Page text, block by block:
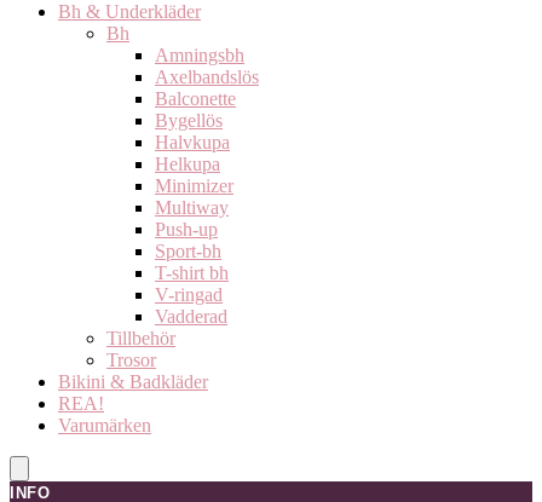
Bh & Underkläder
Bh
Amningsbh
Axelbandslös
Balconette
Bygellös
Halvkupa
Helkupa
Minimizer
Multiway
Push-up
Sport-bh
T-shirt bh
V-ringad
Vadderad
Tillbehör
Trosor
Bikini & Badkläder
REA!
Varumärken
INFO